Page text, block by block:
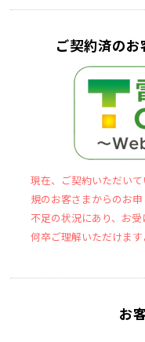
ご契約済の
現在、ご契約いただい
規のお客さまからのお
不足の状況にあり、お受
何卒ご理解いただけます
お